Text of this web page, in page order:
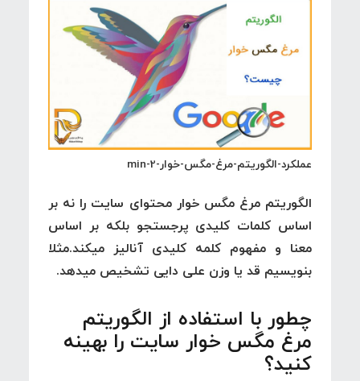
عملکرد-الگوریتم-مرغ-مگس-خوار-2-min
الگوریتم مرغ مگس خوار محتوای سایت را نه بر
اساس کلمات کلیدی پرجستجو بلکه بر اساس
معنا و مفهوم کلمه کلیدی آنالیز میکند.مثلا
بنویسیم قد یا وزن علی دایی تشخیص میدهد.
چطور با استفاده از الگوریتم
مرغ مگس خوار سایت را بهینه
کنید؟